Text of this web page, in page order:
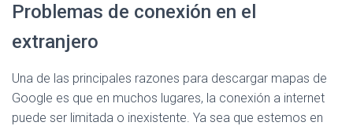
Problemas de conexión en el
extranjero
Una de las principales razones para descargar mapas de
Google es que en muchos lugares, la conexión a internet
puede ser limitada o inexistente. Ya sea que estemos en